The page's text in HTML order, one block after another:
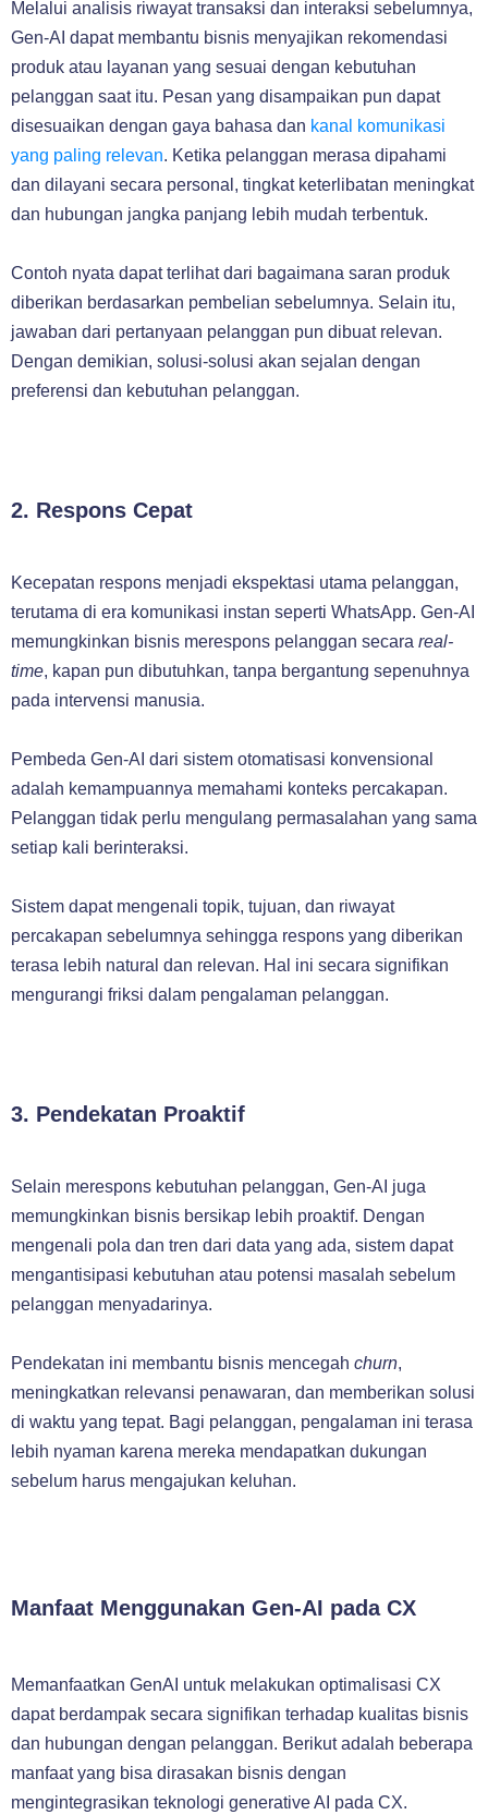
Melalui analisis riwayat transaksi dan interaksi sebelumnya,
Gen-AI dapat membantu bisnis menyajikan rekomendasi
produk atau layanan yang sesuai dengan kebutuhan
pelanggan saat itu. Pesan yang disampaikan pun dapat
disesuaikan dengan gaya bahasa dan kanal komunikasi
yang paling relevan. Ketika pelanggan merasa dipahami
dan dilayani secara personal, tingkat keterlibatan meningkat
dan hubungan jangka panjang lebih mudah terbentuk.
Contoh nyata dapat terlihat dari bagaimana saran produk
diberikan berdasarkan pembelian sebelumnya. Selain itu,
jawaban dari pertanyaan pelanggan pun dibuat relevan.
Dengan demikian, solusi-solusi akan sejalan dengan
preferensi dan kebutuhan pelanggan.
2. Respons Cepat
Kecepatan respons menjadi ekspektasi utama pelanggan,
terutama di era komunikasi instan seperti WhatsApp. Gen-AI
memungkinkan bisnis merespons pelanggan secara real-
time, kapan pun dibutuhkan, tanpa bergantung sepenuhnya
pada intervensi manusia.
Pembeda Gen-AI dari sistem otomatisasi konvensional
adalah kemampuannya memahami konteks percakapan.
Pelanggan tidak perlu mengulang permasalahan yang sama
setiap kali berinteraksi.
Sistem dapat mengenali topik, tujuan, dan riwayat
percakapan sebelumnya sehingga respons yang diberikan
terasa lebih natural dan relevan. Hal ini secara signifikan
mengurangi friksi dalam pengalaman pelanggan.
3. Pendekatan Proaktif
Selain merespons kebutuhan pelanggan, Gen-AI juga
memungkinkan bisnis bersikap lebih proaktif. Dengan
mengenali pola dan tren dari data yang ada, sistem dapat
mengantisipasi kebutuhan atau potensi masalah sebelum
pelanggan menyadarinya.
Pendekatan ini membantu bisnis mencegah churn,
meningkatkan relevansi penawaran, dan memberikan solusi
di waktu yang tepat. Bagi pelanggan, pengalaman ini terasa
lebih nyaman karena mereka mendapatkan dukungan
sebelum harus mengajukan keluhan.
Manfaat Menggunakan Gen-AI pada CX
Memanfaatkan GenAI untuk melakukan optimalisasi CX
dapat berdampak secara signifikan terhadap kualitas bisnis
dan hubungan dengan pelanggan. Berikut adalah beberapa
manfaat yang bisa dirasakan bisnis dengan
mengintegrasikan teknologi generative AI pada CX.